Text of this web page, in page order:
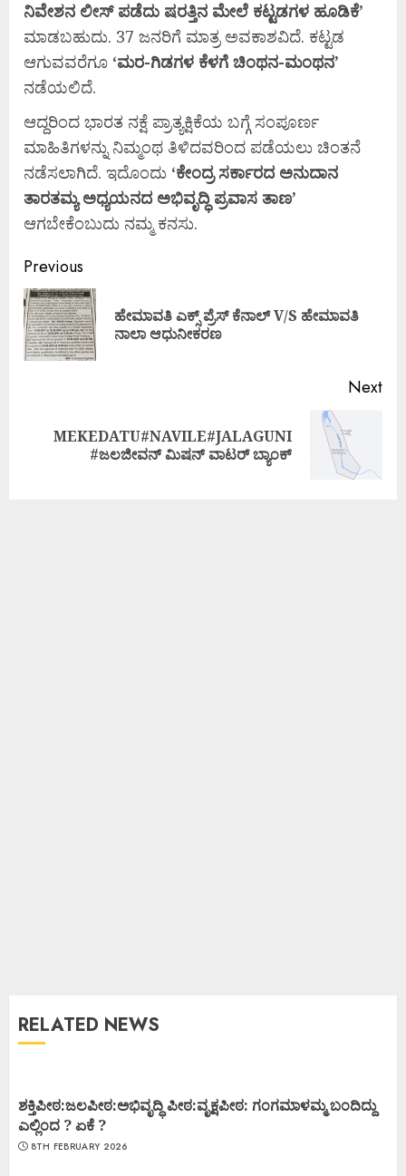
ನಿವೇಶನ ಲೀಸ್ ಪಡೆದು ಷರತ್ತಿನ ಮೇಲೆ ಕಟ್ಟಡಗಳ ಹೂಡಿಕೆ’
ಮಾಡಬಹುದು. 37 ಜನರಿಗೆ ಮಾತ್ರ ಅವಕಾಶವಿದೆ. ಕಟ್ಟಡ
ಆಗುವವರೆಗೂ ‘ಮರ-ಗಿಡಗಳ ಕೆಳಗೆ ಚಿಂಥನ-ಮಂಥನ’
ನಡೆಯಲಿದೆ.
ಆದ್ದರಿಂದ ಭಾರತ ನಕ್ಷೆ ಪ್ರಾತ್ಯಕ್ಷಿಕೆಯ ಬಗ್ಗೆ ಸಂಪೂರ್ಣ
ಮಾಹಿತಿಗಳನ್ನು ನಿಮ್ಮಂಥ ತಿಳಿದವರಿಂದ ಪಡೆಯಲು ಚಿಂತನೆ
ನಡೆಸಲಾಗಿದೆ. ಇದೊಂದು ‘ಕೇಂದ್ರಸರ್ಕಾರದ ಅನುದಾನ
ತಾರತಮ್ಯಅಧ್ಯಯನದ ಅಭಿವೃದ್ಧಿ ಪ್ರವಾಸ ತಾಣ’
ಆಗಬೇಕೆಂಬುದು ನಮ್ಮ ಕನಸು.
Previous
ಹೇಮಾವತಿ ಎಕ್ಸ್ ಪ್ರೆಸ್ ಕೆನಾಲ್ V/S ಹೇಮಾವತಿ
ನಾಲಾ ಆಧುನೀಕರಣ
Next
MEKEDATU#NAVILE#JALAGUNI
#ಜಲಜೀವನ್ ಮಿಷನ್ ವಾಟರ್ ಬ್ಯಾಂಕ್
RELATED NEWS
ಶಕ್ತಿಪೀಠ:ಜಲಪೀಠ:ಅಭಿವೃದ್ಧಿ ಪೀಠ:ವೃಕ್ಷಪೀಠ: ಗಂಗಮಾಳಮ್ಮ ಬಂದಿದ್ದು
ಎಲ್ಲಿಂದ ? ಏಕೆ ?
8TH FEBRUARY 2026